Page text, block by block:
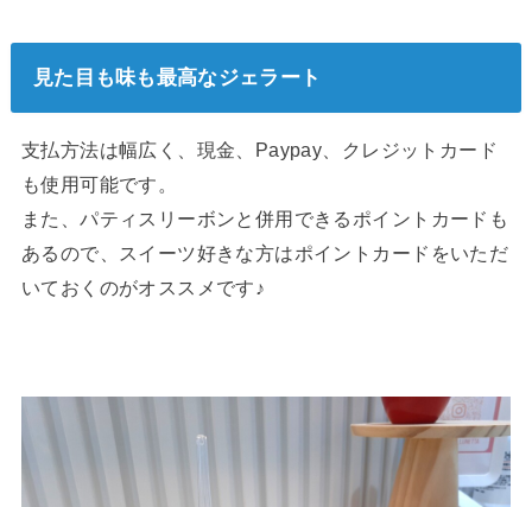
見た目も味も最高なジェラート
支払方法は幅広く、現金、Paypay、クレジットカード
も使用可能です。
また、パティスリーボンと併用できるポイントカードも
あるので、スイーツ好きな方はポイントカードをいただ
いておくのがオススメです♪